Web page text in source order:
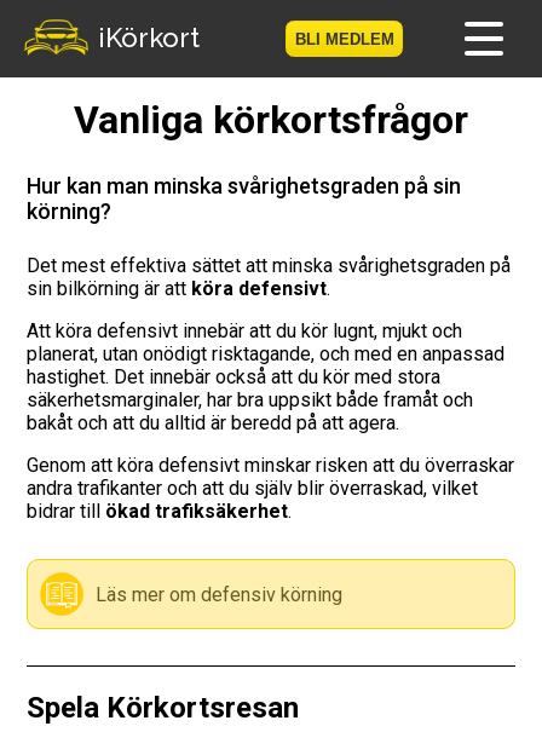
iKörkort BLI MEDLEM
Hem
Bli medlem
Prov
Körkortsresan
Vägmärkesspelet
Körkortsteori
Vägmärken
Presentkort
Vanliga körkortsfrågor
Hur kan man minska svårighetsgraden på sin
körning?
Det mest effektiva sättet att minska svårighetsgraden på
sin bilkörning är att köra defensivt.
Att köra defensivt innebär att du kör lugnt, mjukt och
planerat, utan onödigt risktagande, och med en anpassad
hastighet. Det innebär också att du kör med stora
säkerhetsmarginaler, har bra uppsikt både framåt och
bakåt och att du alltid är beredd på att agera.
Genom att köra defensivt minskar risken att du överraskar
andra trafikanter och att du själv blir överraskad, vilket
bidrar till ökad trafiksäkerhet.
Läs mer om defensiv körning
Spela Körkortsresan